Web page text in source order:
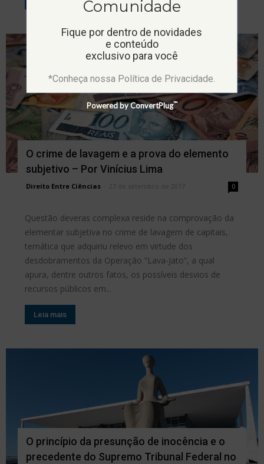
O crime de lavagem e a prova do elemento
subjetivo – Por Vinícius Lima
Direito Entre Ciências 27 de setembro de 2017 0
Questão deveras complexa reside na comprovação da
elementar subjetiva no crime de lavagem de capitais,
temática que adquiriu relevo em virtude dos
desdobramentos da Operação “Lava-Jato”, a qual
apura, dentre outros fatos, os possíveis desvios de
recursos públicos em...
Leia mais
O princípio da presunção de inocência e o
precedente do Supremo Tribunal Federal no
Comunidade
Fique por dentro de novidades
e conteúdo
exclusivo para você
*Conheça nossa Política de Privacidade.
Powered by ConvertPlug™